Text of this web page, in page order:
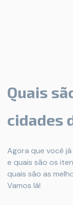
Quais
cidades
Agora que você
e quais são os
quais são as
Vamos lá!